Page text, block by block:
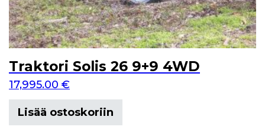
Traktori Solis 26 9+9 4WD
17,995.00 €
Lisää ostoskoriin